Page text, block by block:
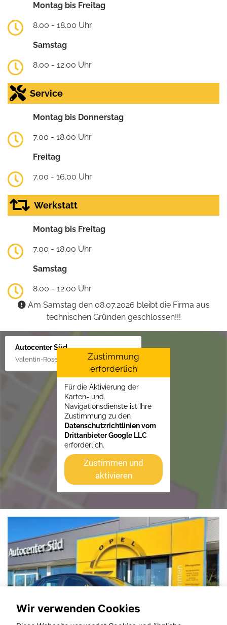
Montag bis Freitag
8.00 - 18.00 Uhr
Samstag
8.00 - 12.00 Uhr
Service
Montag bis Donnerstag
7.00 - 18.00 Uhr
Freitag
7.00 - 16.00 Uhr
Werkstatt
Montag bis Freitag
7.00 - 18.00 Uhr
Samstag
8.00 - 12.00 Uhr
Am Samstag den 08.07.2026 bleibt die Firma aus
technischen Gründen geschlossen!!!
Autocenter Süd
Valentin-Rose-Str. 3, 16816 Neuruppin
Zustimmung
erforderlich
Für die Aktivierung der
Karten- und
Navigationsdienste ist Ihre
Zustimmung zu den
Datenschutzrichtlinien vom
Drittanbieter Google LLC
erforderlich.
Zustimmen und
aktivieren
Wir verwenden Cookies